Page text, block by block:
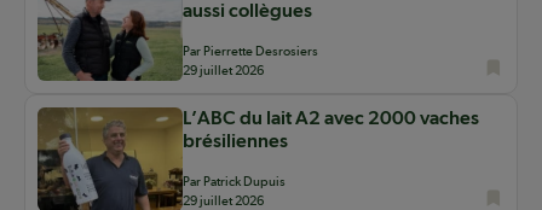
aussi collègues
Par Pierrette Desrosiers
29 juillet 2026
L’ABC du lait A2 avec 2000 vaches
brésiliennes
Par Patrick Dupuis
29 juillet 2026